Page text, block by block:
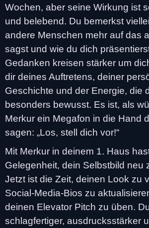
Wochen, aber seine Wirkung ist
und belebend. Du bemerkst
andere Menschen mehr auf das
sagst und wie du dich
Gedanken kreisen stärker um
dir deines Auftretens, deiner
Geschichte und der Energie, die
besonders bewusst. Es ist, als
Merkur ein Megafon in die Hand
sagen: „Los, stell dich vor!“
Mit Merkur in deinem 1. Haus
Gelegenheit, dein Selbstbild neu
Jetzt ist die Zeit, deinen Look zu
Social-Media-Bios zu
deinen Elevator Pitch zu üben.
schlagfertiger, ausdrucksstärker